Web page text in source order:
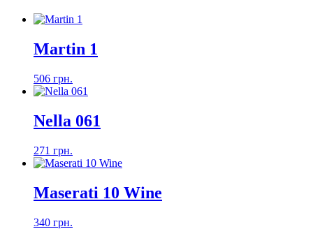
Martin 1
506 грн.
Nella 061
271 грн.
Maserati 10 Wine
340 грн.